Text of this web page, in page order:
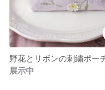
展示中